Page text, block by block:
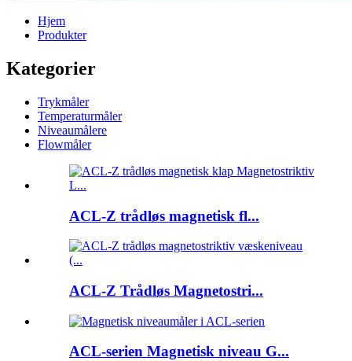
Hjem
Produkter
Kategorier
Trykmåler
Temperaturmåler
Niveaumålere
Flowmåler
ACL-Z trådløs magnetisk fl...
ACL-Z Trådløs Magnetostri...
ACL-serien Magnetisk niveau G...